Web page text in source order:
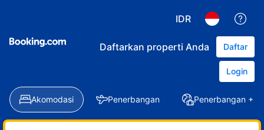
IDR
Daftarkan properti Anda Daftar
Login
Akomodasi Penerbangan Penerbangan +